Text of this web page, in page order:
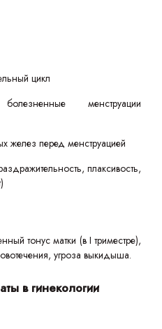
цикл
менструации
желез перед менструацией
плаксивость,
тонус матки (в I триместре),
угроза выкидыша.
в гинекологии